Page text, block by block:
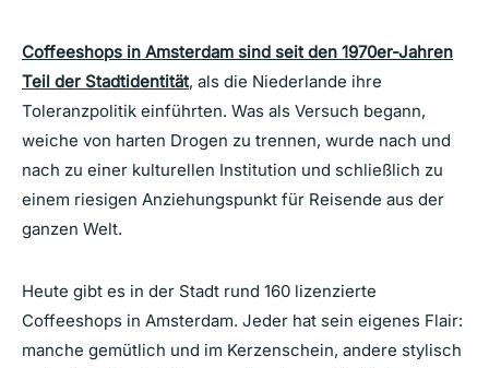
Coffeeshops in Amsterdam sind seit den 1970er-Jahren
Teil der Stadtidentität, als die Niederlande ihre
Toleranzpolitik einführten. Was als Versuch begann,
weiche von harten Drogen zu trennen, wurde nach und
nach zu einer kulturellen Institution und schließlich zu
einem riesigen Anziehungspunkt für Reisende aus der
ganzen Welt.
Heute gibt es in der Stadt rund 160 lizenzierte
Coffeeshops in Amsterdam. Jeder hat sein eigenes Flair:
manche gemütlich und im Kerzenschein, andere stylisch